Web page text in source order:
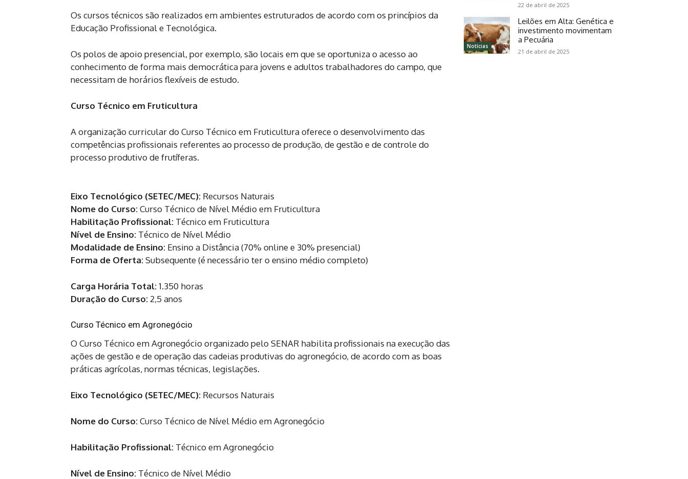
Os cursos técnicos são realizados em ambientes estruturados de acordo com os princípios da
Educação Profissional e Tecnológica.
Os polos de apoio presencial, por exemplo, são locais em que se oportuniza o acesso ao
conhecimento de forma mais democrática para jovens e adultos trabalhadores do campo, que
necessitam de horários flexíveis de estudo.
Curso Técnico em Fruticultura
A organização curricular do Curso Técnico em Fruticultura oferece o desenvolvimento das
competências profissionais referentes ao processo de produção, de gestão e de controle do
processo produtivo de frutíferas.
Eixo Tecnológico (SETEC/MEC): Recursos Naturais
Nome do Curso:Curso Técnico de Nível Médio em Fruticultura
Habilitação Profissional: Técnico em Fruticultura
Nível de Ensino: Técnico de Nível Médio
Modalidade de Ensino: Ensino a Distância (70% online e 30% presencial)
Forma de Oferta:Subsequente (é necessário ter o ensino médio completo)
Carga Horária Total:1.350 horas
Duração do Curso: 2,5 anos
Curso Técnico em Agronegócio
O Curso Técnico em Agronegócio organizado pelo SENAR habilita profissionais na execução das
ações de gestão e de operação das cadeias produtivas do agronegócio, de acordo com as boas
práticas agrícolas, normas técnicas, legislações.
Eixo Tecnológico (SETEC/MEC): Recursos Naturais
Nome do Curso:Curso Técnico de Nível Médio em Agronegócio
Habilitação Profissional: Técnico em Agronegócio
Nível de Ensino: Técnico de Nível Médio
22 de abril de 2025
Notícias
Leilões em Alta: Genética e
investimento movimentam
a Pecuária
21 de abril de 2025